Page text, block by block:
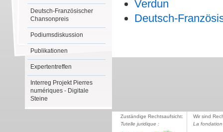
Deutsch-Französischer
Chansonpreis
Podiumsdiskussion
Publikationen
Expertentreffen
Interreg Projekt Pierres
numériques - Digitale
Steine
Verdun
Deutsch-
Zuständige Rechtsaufsicht:
Tutelle juridique :
Wir sind
La